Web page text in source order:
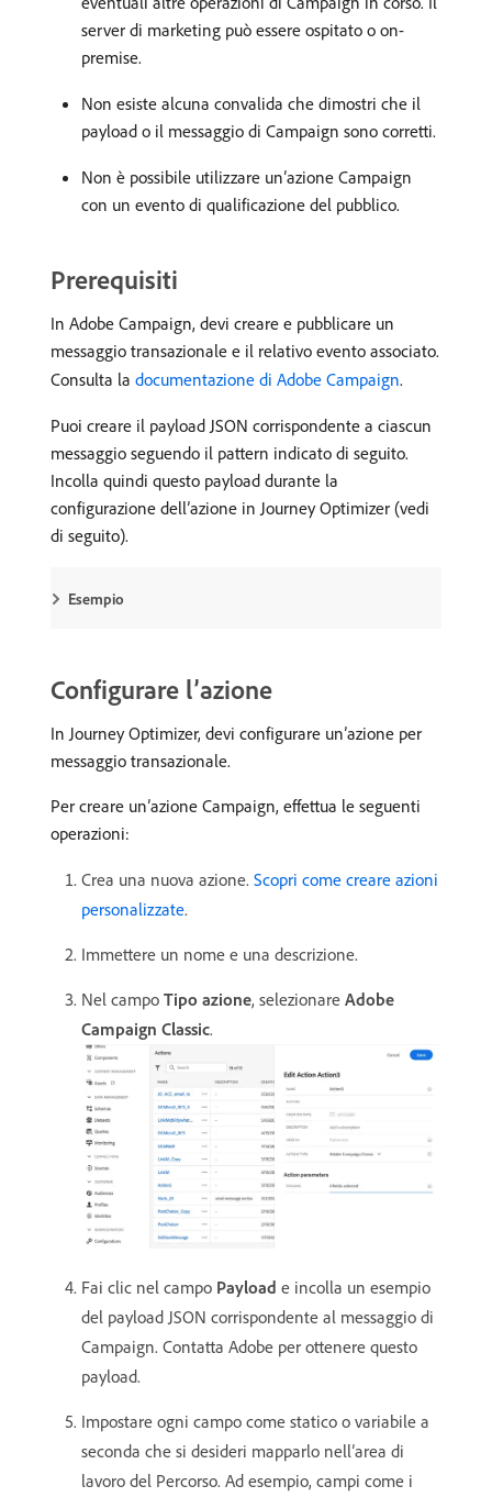
server di marketing può essere ospitato o on-
premise.
Non esiste alcuna convalida che dimostri che il
payload o il messaggio di Campaign sono corretti.
Non è possibile utilizzare un’azione Campaign
con un evento di qualificazione del pubblico.
Prerequisiti
In Adobe Campaign, devi creare e pubblicare un
messaggio transazionale e il relativo evento associato.
Consulta la documentazione di Adobe Campaign.
Puoi creare il payload JSON corrispondente a ciascun
messaggio seguendo il pattern indicato di seguito.
Incolla quindi questo payload durante la
configurazione dell’azione in Journey Optimizer (vedi
di seguito).
Esempio
Configurare l’azione
In Journey Optimizer, devi configurare un’azione per
messaggio transazionale.
Per creare un’azione Campaign, effettua le seguenti
operazioni:
Crea una nuova azione. Scopri come creare azioni
personalizzate.
Immettere un nome e una descrizione.
Nel campo Tipo azione, selezionare Adobe
Campaign Classic.
Fai clic nel campo Payload e incolla un esempio
del payload JSON corrispondente al messaggio di
Campaign. Contatta Adobe per ottenere questo
payload.
Impostare ogni campo come statico o variabile a
seconda che si desideri mapparlo nell’area di
lavoro del Percorso. Ad esempio, campi come i